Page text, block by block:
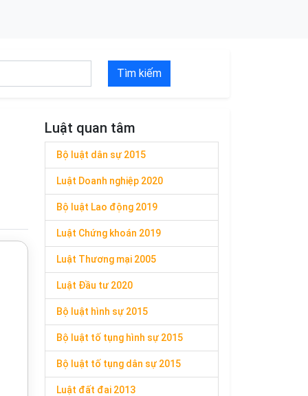
Tìm kiếm
Luật quan tâm
Bộ luật dân sự 2015
Luật Doanh nghiệp 2020
Bộ luật Lao động 2019
Luật Chứng khoán 2019
Luật Thương mại 2005
Luật Đầu tư 2020
Bộ luật hình sự 2015
Bộ luật tố tụng hình sự 2015
Bộ luật tố tụng dân sự 2015
Luật đất đai 2013